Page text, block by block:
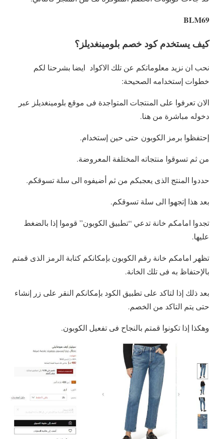
BLM69
كيف يستخدم كود خصم بلومينغديلز؟
نحب ان نزيد معلوماتكم عن تلك الاكواد ايضا بشرحنا لكم
خطوات إستخدامه الصحيحة:
الان تعرفوا على المنتجات المتواجدة فى موقع بلومينغديلز عبر
دخوله مباشرة من هنا.
إحتفظوا برمز الكوبون حتى حين إستخدام.
من ثم تسوقوا منتجاته المختلفة المعروضة.
حددوا المنتج الذى يعجبكم من ثم أضيفوه الى سلة تسوقكم.
بعد هذا إتجهوا الى سلة تسوقكم.
تجدوا امامكم خانة تدعي “تطبيق الكوبون” قوموا إذا بالضغط
عليها.
تظهر امامكم خانة رقم الكوبون بإمكانكم كتابة الرمز الذى قمتم
بالإحتفاظ به فى تلك الخانة.
بعد ذلك إذا لتاكد على تطبيق الكود بإمكانكم النقر على زر إنشاء
حتى يتم التاكد من الخصم.
وهكذا إذا تكونوا قمتم بالنجاح فى تفعيل الكوبون.